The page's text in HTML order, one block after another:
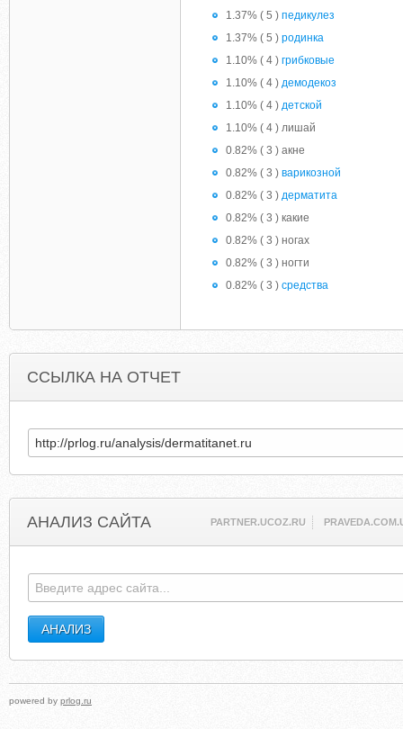
1.37% ( 5 ) педикулез
1.37% ( 5 ) родинка
1.10% ( 4 ) грибковые
1.10% ( 4 ) демодекоз
1.10% ( 4 ) детской
1.10% ( 4 ) лишай
0.82% ( 3 ) акне
0.82% ( 3 ) варикозной
0.82% ( 3 ) дерматита
0.82% ( 3 ) какие
0.82% ( 3 ) ногах
0.82% ( 3 ) ногти
0.82% ( 3 ) средства
ССЫЛКА НА ОТЧЕТ
АНАЛИЗ САЙТА PARTNER.UCOZ.RU
powered by prlog.ru